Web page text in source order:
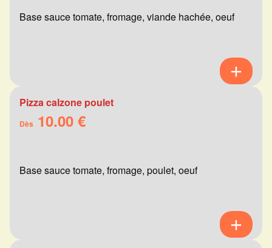
Base sauce tomate, fromage, viande hachée, oeuf
Pizza calzone poulet
Dès 10.00 €
Base sauce tomate, fromage, poulet, oeuf